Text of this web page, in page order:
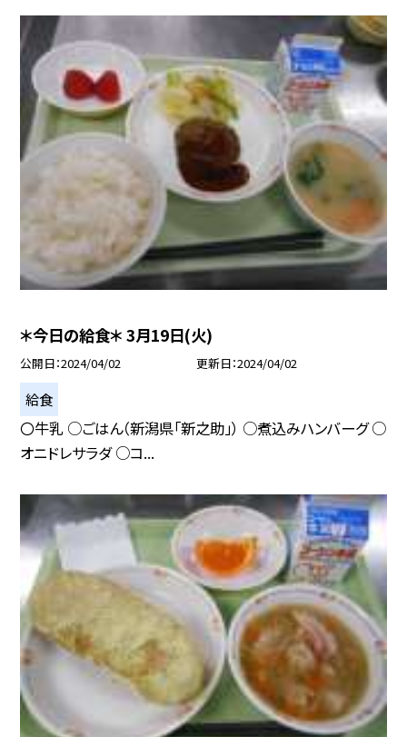
＊今日の給食＊ 3月19日(火)
公開日 2024/04/02 更新日 2024/04/02
給食
〇牛乳 ○ごはん（新潟県「新之助」） ○煮込みハンバーグ ○
オニドレサラダ ○コ...